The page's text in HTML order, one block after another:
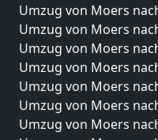
Umzug von Moers
Umzug von Moers
Umzug von Moers
Umzug von Moers
Umzug von Moers
Umzug von Moers
Umzug von Moers